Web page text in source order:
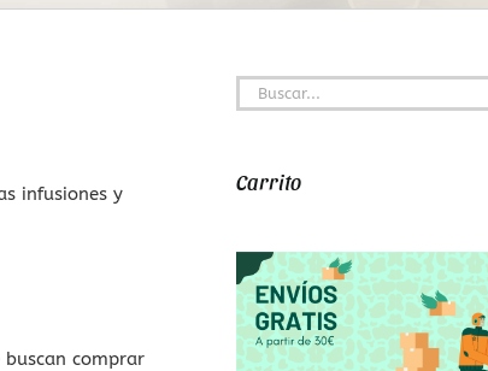
Tazas y Termos Chocolates
infusiones y
comprar
Buscar:
Carrito